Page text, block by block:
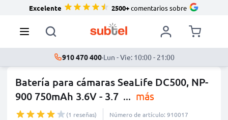
Excelente 2500+comentarios sobre
910 470 400·Lun - Vie: 10:00 - 21:00
Batería para cámaras SeaLife DC500, NP-
900 750mAh 3.6V - 3.7 ... más
(1 reseñas) Número de artículo: 910017